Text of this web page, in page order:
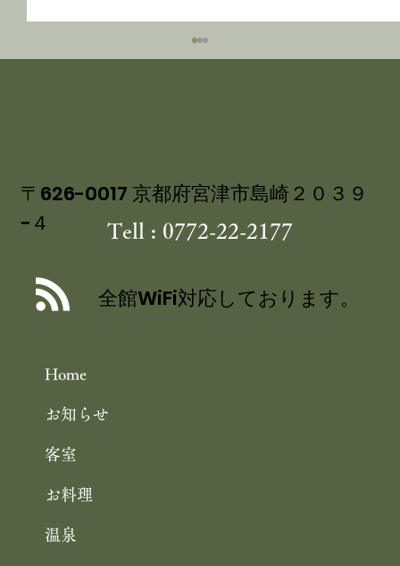
ーナーにて 茶六別館の食事処・四季膳
Home
お知らせ
客室
お料理
温泉
〒626-0017 京都府宮津市島崎２０３９
−４
Tell : 0772-22-2177
全館WiFi対応しております。